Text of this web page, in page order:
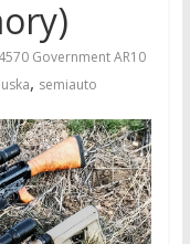
4570 Government AR10
, semiauto